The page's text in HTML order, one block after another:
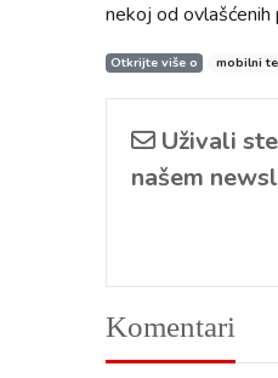
nekoj od ovlašćenih
Otkrijte više o mobilni
Uživali
našem
Komentari